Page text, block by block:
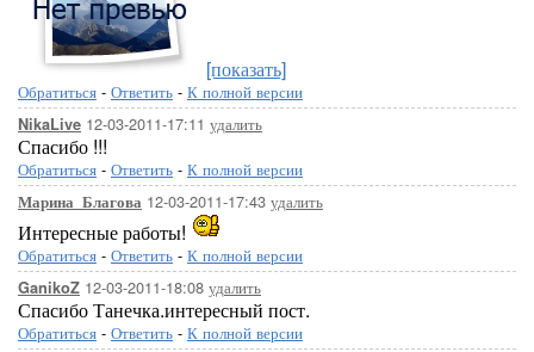
[показать]
Обратиться - Ответить - К полной версии
NikaLive 12-03-2011-17:11 удалить
Спасибо !!!
Обратиться - Ответить - К полной версии
Марина_Благова 12-03-2011-17:43 удалить
Интересные работы!
Обратиться - Ответить - К полной версии
GanikoZ 12-03-2011-18:08 удалить
Спасибо Танечка.интересный пост.
Обратиться - Ответить - К полной версии